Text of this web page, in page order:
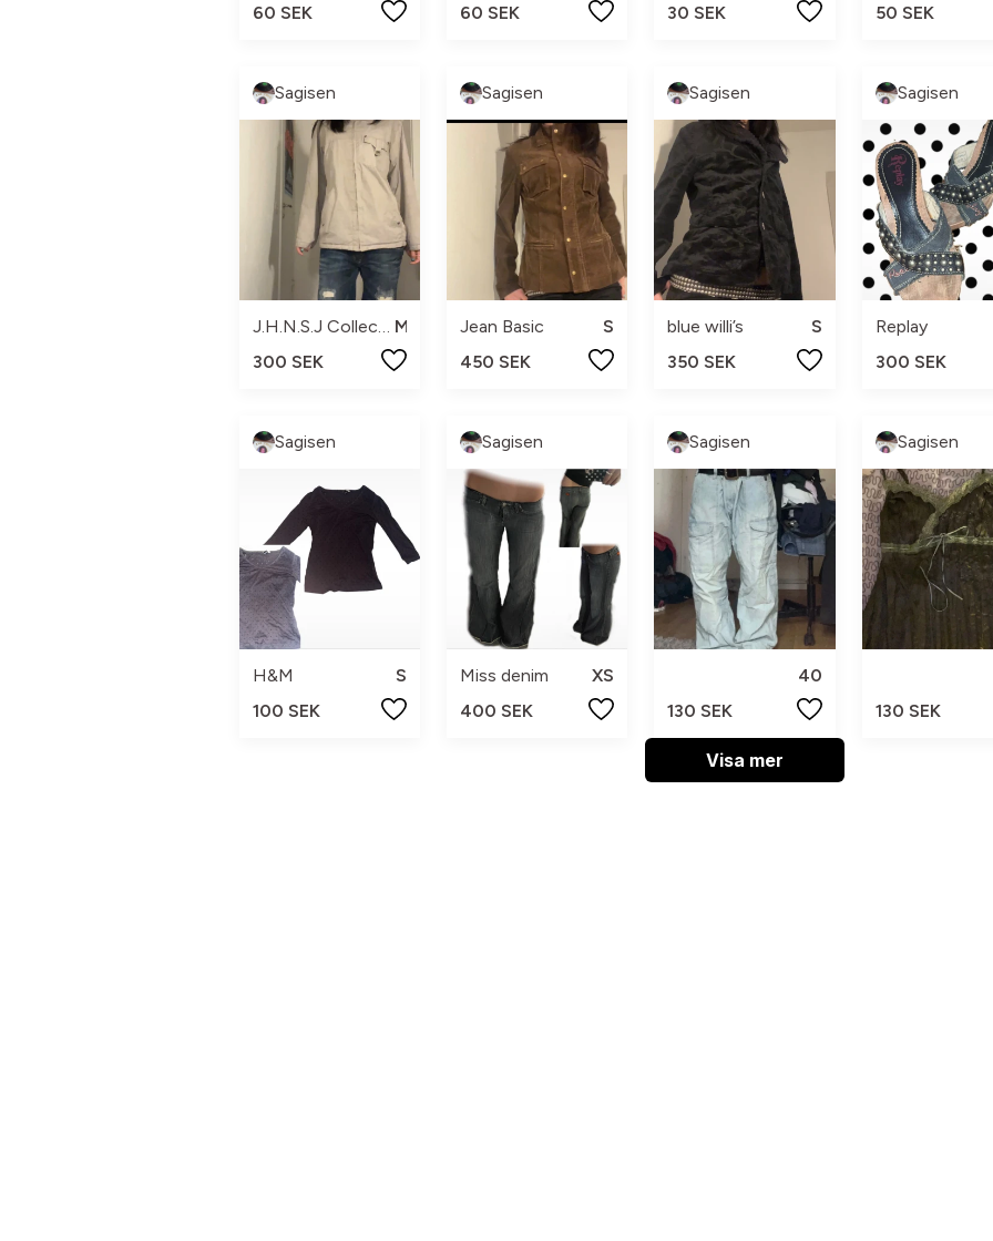
60 SEK
60 SEK
30 SEK
50 SEK
Sagisen
300 SEK
Sagisen
Jean Basic
S
450 SEK
Sagisen
blue willi’s
S
350 SEK
Sagisen
Replay
300 SEK
Sagisen
H&M
S
100 SEK
Sagisen
Miss denim
XS
400 SEK
Sagisen
40
130 SEK
Sagisen
130 SEK
Visa mer